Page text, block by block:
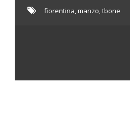
fiorentina,manzo,tbone